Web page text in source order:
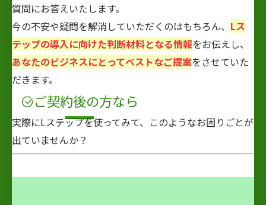
質問にお答えいたします。
今の不安や疑問を解消していただくのはもちろん、 Lス
テップの導入に向けた判断材料となる情報をお伝えし、
あなたのビジネスにとってベストなご提案をさせていた
だきます。
ご契約後の方なら
実際にLステップを使ってみて、このようなお困りごとが
出ていませんか？